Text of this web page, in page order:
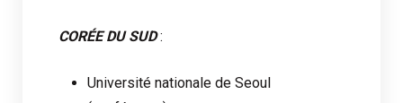
CORÉE DU SUD:
Université nationale de Seoul